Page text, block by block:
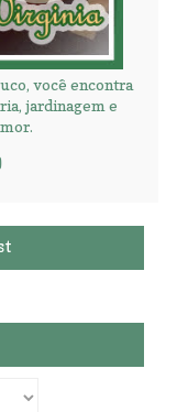
você encontra
jardinagem e